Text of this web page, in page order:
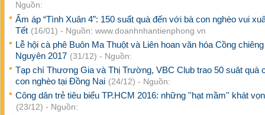
Nguồn:
Ấm áp “Tình Xuân 4”: 150 suất quà đến với bà con nghèo vui
Tết (16/01) - Nguồn: www.doanhnhantienphong.vn
Lễ hội cà phê Buôn Ma Thuột và Liên hoan văn hóa Cồng
Nguyên 2017 (31/12) - Nguồn:
Tạp chí Thương Gia và Thị Trường, VBC Club trao 50 suât quà
con nghèo tại Đồng Nai (24/12) - Nguồn:
Công dân trẻ tiêu biểu TP.HCM 2016: những ''hạt mầm'' khát
(23/12) - Nguồn: